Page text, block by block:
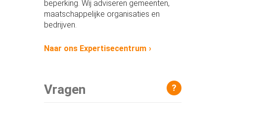
beperking. Wij adviseren gemeenten,
maatschappelijke organisaties en
bedrijven.
Naar ons Expertisecentrum
Vragen ?